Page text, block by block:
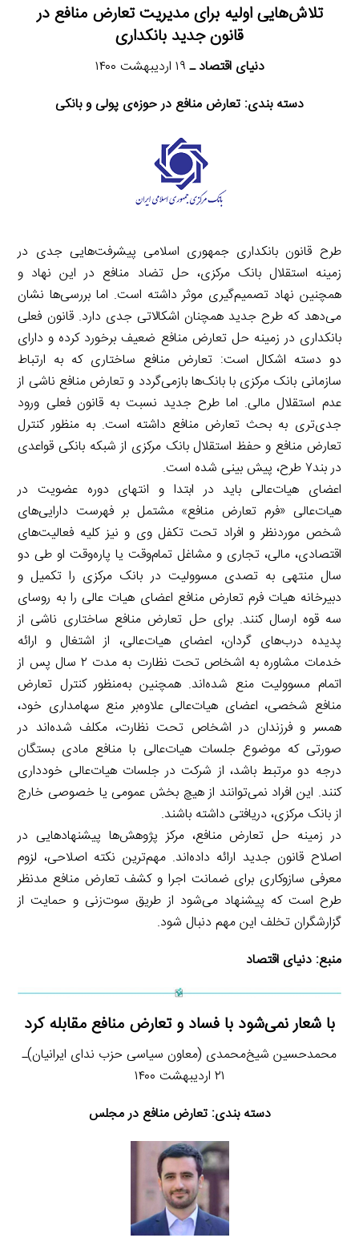
تلاش‌هایی اولیه برای مدیریت تعارض منافع در
قانون جدید بانکداری
دنیای اقتصاد ـ۱۹ اردیبهشت ۱۴۰۰
دسته بندی: تعارض منافع در حوزه‌ی پولی و بانکی
طرح قانون بانکداری جمهوری اسلامی پیشرفت‌‌هایی جدی در
زمینه استقلال بانک مرکزی، حل تضاد منافع در این نهاد و
همچنین نهاد تصمیم‌گیری موثر داشته است. اما بررسی‌ها نشان
می‌دهد که طرح جدید همچنان اشکالاتی جدی دارد. قانون فعلی
بانکداری در زمینه حل تعارض منافع ضعیف برخورد کرده و دارای
دو دسته اشکال است: تعارض منافع ساختاری که به ارتباط
سازمانی بانک مرکزی با بانک‌ها بازمی‌گردد و تعارض منافع ناشی از
عدم استقلال مالی. اما طرح جدید نسبت به قانون فعلی ورود
جدی‌تری به بحث تعارض منافع داشته است. به منظور کنترل
تعارض منافع و حفظ استقلال بانک مرکزی از شبکه بانکی قواعدی
در بند۷ طرح، پیش بینی شده است.
اعضای هیات‌عالی باید در ابتدا و انتهای دوره عضویت در
هیات‌عالی «فرم تعارض منافع» مشتمل بر فهرست دارایی‌های
شخص موردنظر و افراد تحت تکفل وی و نیز کلیه فعالیت‌های
اقتصادی، مالی، تجاری و مشاغل تمام‌وقت یا پاره‌وقت او طی دو
سال منتهی به تصدی مسوولیت در بانک مرکزی را تکمیل و
دبیرخانه هیات فرم تعارض منافع اعضای هیات عالی را به روسای
سه قوه ارسال کنند. برای حل تعارض منافع ساختاری ناشی از
پدیده در‌ب‌های گردان، اعضای هیات‌عالی، از اشتغال و ارائه
خدمات مشاوره به اشخاص تحت نظارت به مدت ۲ سال پس از
اتمام مسوولیت منع شده‌اند. همچنین به‌منظور کنترل تعارض
منافع شخصی، اعضای هیات‌عالی علاوه‌بر منع سهامداری خود،
همسر و فرزندان در اشخاص تحت نظارت، مکلف شده‌اند در
صورتی که موضوع جلسات هیات‌عالی با منافع مادی بستگان
درجه دو مرتبط باشد، از شرکت در جلسات هیات‌عالی خودداری
کنند. این افراد نمی‌توانند از هیچ بخش عمومی یا خصوصی خارج
از بانک مرکزی، دریافتی داشته باشند.
در زمینه حل تعارض منافع، مرکز پژوهش‌ها پیشنهادهایی در
اصلاح قانون جدید ارائه داده‌اند. مهم‌ترین نکته اصلاحی، لزوم
معرفی سازوکاری برای ضمانت اجرا و کشف تعارض منافع مدنظر
طرح است که پیشنهاد می‌شود از طریق سوت‌زنی و حمایت از
گزارشگران تخلف این مهم دنبال شود.
منبع:دنیای اقتصاد
با شعار نمی‌شود با فساد و تعارض منافع مقابله کرد
محمدحسین شیخ‌محمدی (معاون سیاسی حزب ندای ایرانیان)ـ
۲۱ اردیبهشت ۱۴۰۰
دسته بندی: تعارض منافع در مجلس